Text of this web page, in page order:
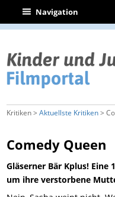
| Navigation
Kritiken >Aktuellste Kritiken>
Comedy Queen
Gläserner Bär Kplus! Eine
um ihre verstorbene